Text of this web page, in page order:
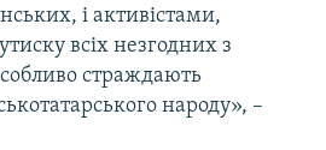
і активістами,
всіх незгодних з
страждають
народу», –